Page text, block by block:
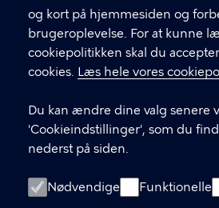
og kort på hjemmesiden og
brugeroplevelse. For at kunne
cookiepolitikken skal du
cookies. Læs hele vores
Du kan ændre dine valg senere
'Cookieindstillinger', som du
nederst på siden.
Nødvendige Funktionelle
KONTAKT
Børne- og
LINKS
Login som leverandør